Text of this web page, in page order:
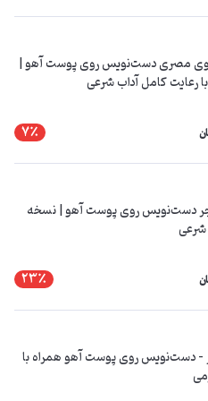
مصری دست‌نویس روی پوست آهو |
رعایت کامل آداب شرعی
7٪
دست‌نویس روی پوست آهو | نسخه
شرعی
23٪
– دست‌نویس روی پوست آهو همراه با